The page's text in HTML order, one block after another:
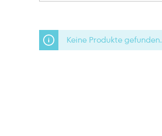
Keine Produkte gefunden.